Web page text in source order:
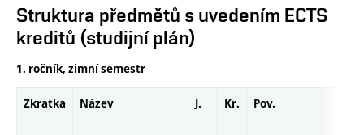
Struktura předmětů s uvedením ECTS
kreditů (studijní plán)
1. ročník, zimní semestr
Zkratka Název J. Kr. Pov.